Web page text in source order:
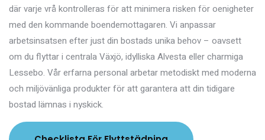
där varje vrå kontrolleras för att minimera risken för oenigheter
med den kommande boendemottagaren. Vi anpassar
arbetsinsatsen efter just din bostads unika behov – oavsett
om du flyttar i centrala Växjö, idylliska Alvesta eller charmiga
Lessebo. Vår erfarna personal arbetar metodiskt med moderna
och miljövänliga produkter för att garantera att din tidigare
bostad lämnas i nyskick.